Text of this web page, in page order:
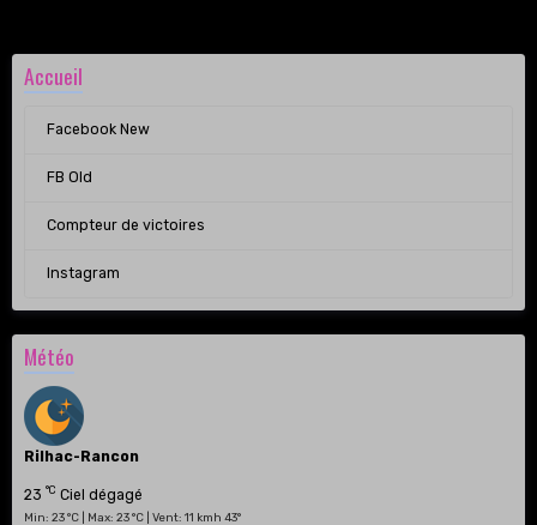
Accueil
Facebook New
FB Old
Compteur de victoires
Instagram
Météo
Rilhac-Rancon
23 °C Ciel dégagé
Min: 23 °C | Max: 23 °C | Vent: 11 kmh 43°